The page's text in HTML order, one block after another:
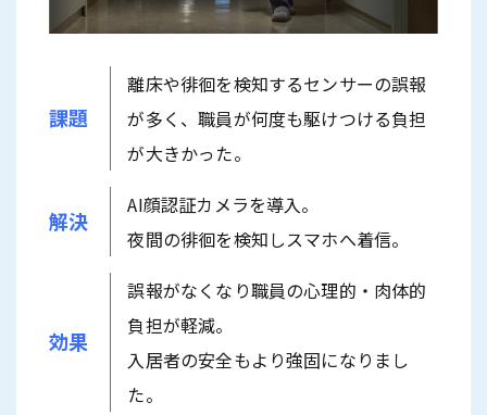
課題
離床や徘徊を検知するセンサーの誤報
が多く、職員が何度も駆けつける負担
が大きかった。
解決
AI顔認証カメラを導入。
夜間の徘徊を検知しスマホへ着信。
効果
誤報がなくなり職員の心理的・肉体的
負担が軽減。
入居者の安全もより強固になりまし
た。